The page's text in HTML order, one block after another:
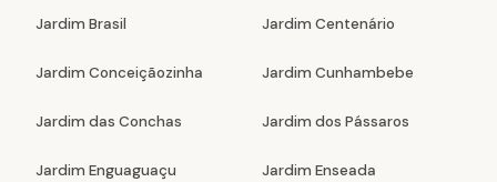
Jardim Brasil Jardim Centenário
Jardim Conceiçãozinha Jardim Cunhambebe
Jardim das Conchas Jardim dos Pássaros
Jardim Enguaguaçu Jardim Enseada